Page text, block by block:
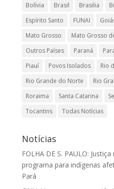
Bolívia
Brasil Brasilia
Espírito Santo
FUNAI
Mato Grosso
Mato Grosso
Outros Países
Paraná
Piauí
Povos Isolados
Rio
Rio Grande do Norte
Rio
Roraima
Santa Catarina
Tocantins
Todas Notícias
Notícias
FOLHA DE S. PAULO:
programa para indígenas
Pará